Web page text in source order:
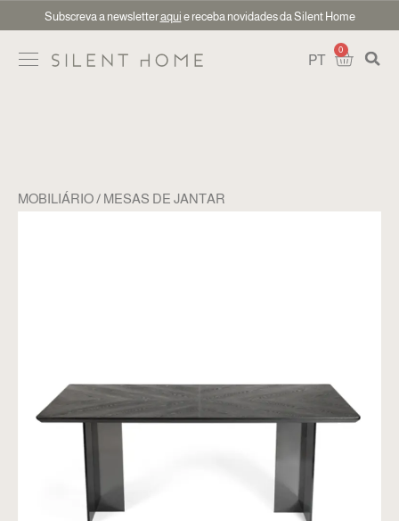
Subscreva a newsletteraqui e receba novidades da Silent Home
PT
0
MOBILIÁRIO MESAS DE JANTAR